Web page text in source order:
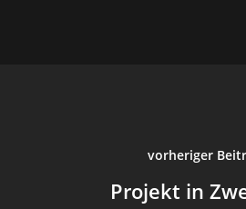
vorheriger
Projekt in